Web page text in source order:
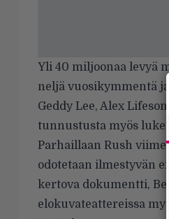
Yli 40 miljoonaa levyä
neljä vuosikymmentä
Geddy Lee, Alex
tunnustusta myös
Parhaillaan Rush
odotetaan ilmestyvän
kertova dokumentti,
elokuvateattereissa